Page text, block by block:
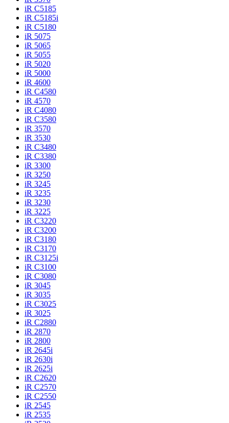
iR C5185
iR C5185i
iR C5180
iR 5075
iR 5065
iR 5055
iR 5020
iR 5000
iR 4600
iR C4580
iR 4570
iR C4080
iR C3580
iR 3570
iR 3530
iR C3480
iR C3380
iR 3300
iR 3250
iR 3245
iR 3235
iR 3230
iR 3225
iR C3220
iR C3200
iR C3180
iR C3170
iR C3125i
iR C3100
iR C3080
iR 3045
iR 3035
iR C3025
iR 3025
iR C2880
iR 2870
iR 2800
iR 2645i
iR 2630i
iR 2625i
iR C2620
iR C2570
iR C2550
iR 2545
iR 2535